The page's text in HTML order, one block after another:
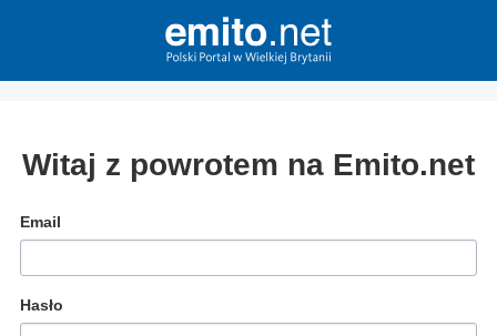
Witaj z powrotem na Emito.net
Email
Hasło